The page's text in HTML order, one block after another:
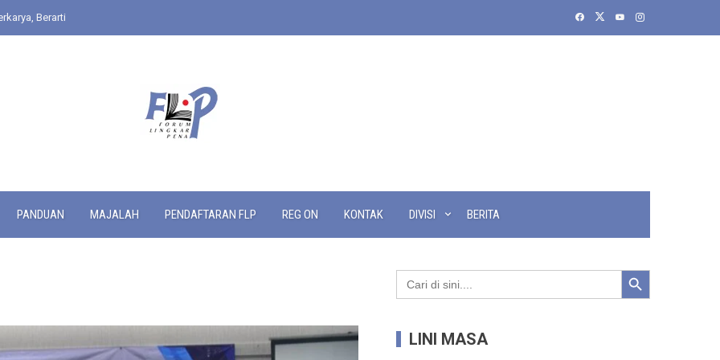
Berarti
PANDUAN MAJALAH PENDAFTARAN FLP REG ON KONTAK DIVISI BERITA
Search
for:
Search Button
LINI MASA